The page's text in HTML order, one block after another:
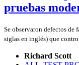
pruebas
Se observaron defectos de
siglas en inglés) que
Richard Scott